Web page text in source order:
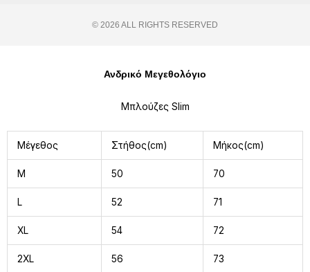
© 2026 ALL RIGHTS RESERVED​
Ανδρικό Μεγεθολόγιο
Μπλούζες Slim
Μέγεθος Στήθος(cm) Μήκος(cm)
M 50 70
L 52 71
XL 54 72
2XL 56 73